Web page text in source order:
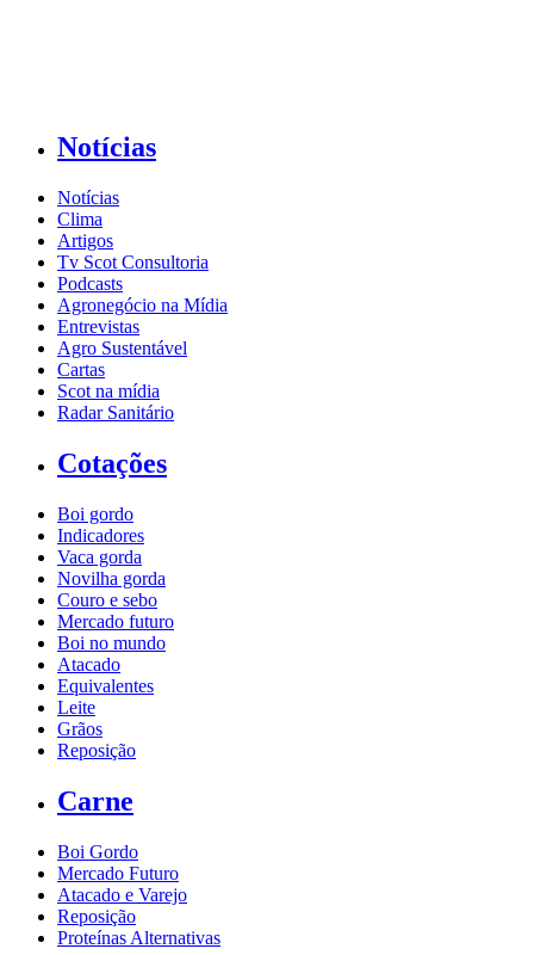
Notícias
Notícias
Clima
Artigos
Tv Scot Consultoria
Podcasts
Agronegócio na Mídia
Entrevistas
Agro Sustentável
Cartas
Scot na mídia
Radar Sanitário
Cotações
Boi gordo
Indicadores
Vaca gorda
Novilha gorda
Couro e sebo
Mercado futuro
Boi no mundo
Atacado
Equivalentes
Leite
Grãos
Reposição
Carne
Boi Gordo
Mercado Futuro
Atacado e Varejo
Reposição
Proteínas Alternativas